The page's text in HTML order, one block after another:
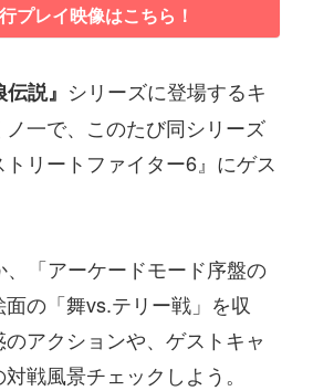
プレイ映像はこちら！
伝説』 シリーズに登場するキ
一で、このたび同シリーズ
リートファイター6』にゲス
「アーケードモード序盤の
の「舞vs.テリー戦」を収
アクションや、ゲストキャ
戦風景チェックしよう。